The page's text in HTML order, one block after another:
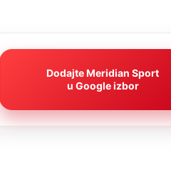
Dodajte Meridian Sport
u Google izbor